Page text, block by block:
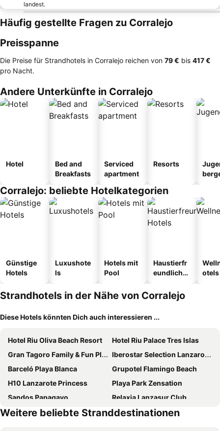
landest.
Häufig gestellte Fragen zu Corralejo
Preisspanne
Die Preise für Strandhotels in Corralejo reichen von ‎79 € bis ‎417 €
pro Nacht.
Andere Unterkünfte in Corralejo
Hotel
Bed and
Breakfasts
Serviced
apartment
Resorts
Corralejo: beliebte Hotelkategorien
Günstige
Hotels
Luxushote
ls
Hotels mit
Pool
Haustierfr
eundliche
otels
Strandhotels in der Nähe von Corralejo
Diese Hotels könnten Dich auch interessieren ...
Hotel Riu Oliva Beach Resort
Hotel Riu Palace Tres Islas
Gran Tagoro Family & Fun Playa Blanca
Iberostar Selection Lanzarote Park
Barceló Playa Blanca
Grupotel Flamingo Beach
H10 Lanzarote Princess
Playa Park Zensation
Sandos Papagayo
Relaxia Lanzasur Club
BLUESEA Bahia de Lobos
H10 Timanfaya Palace
Weitere beliebte Stranddestinationen